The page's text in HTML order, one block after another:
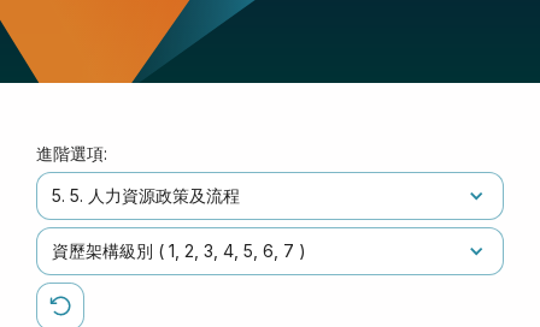
進階選項:
5. 5. 人力資源政策及流程
資歷架構級別 ( 1 2 3 4 5 6 7 )